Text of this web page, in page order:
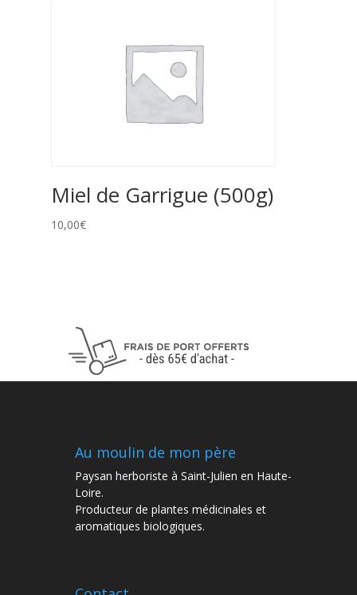
Miel de Garrigue (500g)
10,00€
Au moulin de mon père
Paysan herboriste à Saint-Julien en Haute-
Loire.
Producteur de plantes médicinales et
aromatiques biologiques.